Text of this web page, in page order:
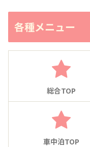
各種メニュー
総合TOP
車中泊TOP